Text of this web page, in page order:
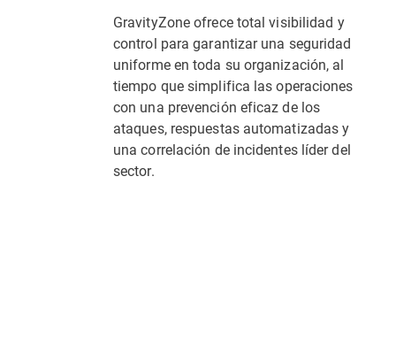
GravityZone ofrece total visibilidad y
control para garantizar una seguridad
uniforme en toda su organización, al
tiempo que simplifica las operaciones
con una prevención eficaz de los
ataques, respuestas automatizadas y
una correlación de incidentes líder del
sector.